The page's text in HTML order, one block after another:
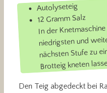
Autolyseteig
12 Gramm Salz
In der
niedrigsten und
nächsten Stufe zu
Brotteig kneten
Den Teig abgedeckt bei